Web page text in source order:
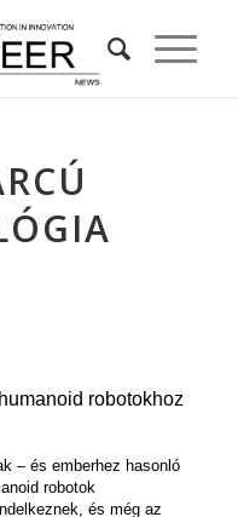
robotokhoz
– és emberhez hasonló
robotok
és még az